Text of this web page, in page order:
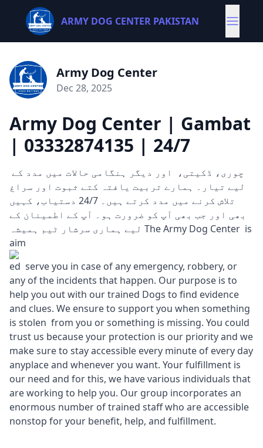
ARMY DOG CENTER PAKISTAN
Army Dog Center
Dec 28, 2025
Army Dog Center | Gambat
| 03332874135 | 24/7
لیے تیار۔ ہمارے تربیت یافتہ کتے ثبوت اور سراغ
تلاش کرنے میں مدد کرتے ہیں۔ 24/7 دستیاب، کہیں
بھی اور جب بھی آپ کو ضرورت ہو۔ آپ کے اطمینان کے
لیے ہماری سرشار ٹیم ہمیشہ The Army Dog Center is
aim
ed serve you in case of any emergency, robbery, or
any of the incidents that happen. Our purpose is to
help you out with our trained Dogs to find evidence
and clues. We ensure to support you when something
is stolen from you or something is missing. You could
trust us because your protection is our priority and we
make sure to stay accessible every minute of every day
anyplace and whenever you want. Your fulfillment is
our need and for this, we have various individuals that
are working to help you. Our group incorporates an
enormous number of trained staff who are accessible
nonstop for your benefit, help, and fulfillment.